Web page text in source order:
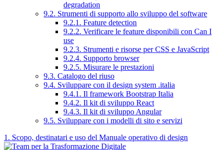
degradation
9.2. Strumenti di supporto allo sviluppo del software
9.2.1. Feature detection
9.2.2. Verificare le feature disponibili con Can I
use
9.2.3. Strumenti e risorse per CSS e JavaScript
9.2.4. Supporto browser
9.2.5. Misurare le prestazioni
9.3. Catalogo del riuso
9.4. Sviluppare con il design system .italia
9.4.1. Il framework Bootstrap Italia
9.4.2. Il kit di sviluppo React
9.4.3. Il kit di sviluppo Angular
9.5. Sviluppare con i modelli di sito e servizi
1. Scopo, destinatari e uso del Manuale operativo di design